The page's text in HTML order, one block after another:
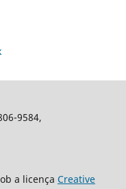
9584,
a licença Creative